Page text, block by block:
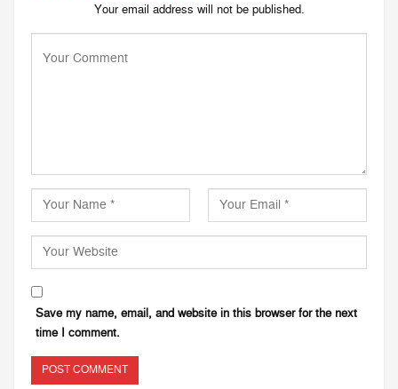
Your email address will not be published.
Save my name, email, and website in this browser for the next
time I comment.